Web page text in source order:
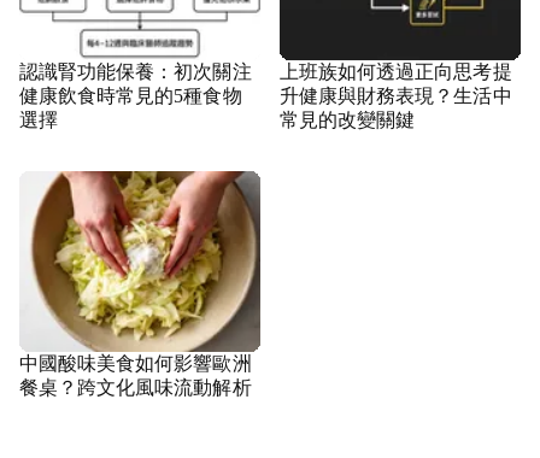
認識腎功能保養：初次關注
健康飲食時常見的5種食物
選擇
上班族如何透過正向思考提
升健康與財務表現？生活中
常見的改變關鍵
中國酸味美食如何影響歐洲
餐桌？跨文化風味流動解析